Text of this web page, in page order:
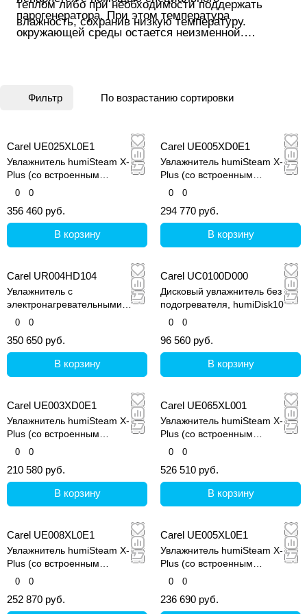
теплом либо при необходимости поддержать
влажность, сохранив низкую температуру.
парогенератора. При этом температура
окружающей среды остается неизменной.
Фильтр По возрастанию сортировки
Carel UE025XL0E1
Увлажнитель humiSteam X-
Plus (со встроенным
контроллером и графическим
0 0
356 460 руб.
В корзину
Carel UE005XD0E1
Увлажнитель humiSteam X-
Plus (со встроенным
контроллером и графическим
0 0
294 770 руб.
В корзину
Carel UR004HD104
Увлажнитель с
электронагревательными
элементами (Титан), с
0 0
350 650 руб.
В корзину
Carel UC0100D000
Дисковый увлажнитель без
подогревателя, humiDisk10
0 0
96 560 руб.
В корзину
Carel UE003XD0E1
Увлажнитель humiSteam X-
Plus (со встроенным
контроллером и графическим
0 0
210 580 руб.
В корзину
Carel UE065XL001
Увлажнитель humiSteam X-
Plus (со встроенным
контроллером и графическим
0 0
526 510 руб.
В корзину
Carel UE008XL0E1
Увлажнитель humiSteam X-
Plus (со встроенным
контроллером и графическим
0 0
252 870 руб.
Carel UE005XL0E1
Увлажнитель humiSteam X-
Plus (со встроенным
контроллером и графическим
0 0
236 690 руб.